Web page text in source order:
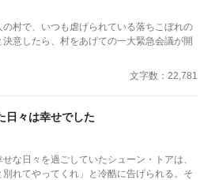
の村で、いつも虐げられている落ちこぼれの
意したら、村をあげての一大緊急会議が開
文字数：22,781
日々は幸せでした
な日々を過ごしていたシューン・トアは、
れてやってくれ」と冷酷に告げられる。そ